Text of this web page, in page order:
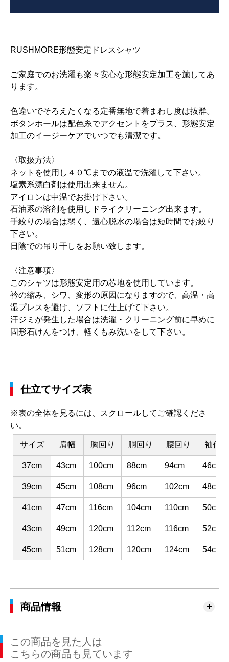
RUSHMORE形態安定ドレスシャツ
ご家庭でのお洗濯も楽々安心な形態安定加工を施してあ
ります。
色違いでそろえたくなる定番無地で着まわし度は抜群。
ボタンホールは配色糸でアクセントをプラス、形態安定
加工のイージーケアでいつでも清潔です。
〈取扱方法〉
ネットを使用し４０℃までの液温で洗濯して下さい。
塩素系漂白剤は使用出来ません。
アイロンは中温でお掛け下さい。
石油系の溶剤を使用しドライクリーニング出来ます。
手絞りの場合は弱く、遠心脱水の場合は短時間でお絞り
下さい。
日陰での吊り干しをお願い致します。
〈注意事項〉
このシャツは形態安定用の芯地を使用しています。
衿の縮み、シワ、変形の原因になりますので、高温・高
湿プレスを避け、ソフトに仕上げて下さい。
汗ジミが発生した場合は洗濯・クリーニング前に早めに
固形石けんをつけ、軽くもみ洗いをして下さい。
仕立てサイズ表
※表の全体を見るには、スクロールしてご確認くださ
い。
サイズ 肩幅 胸回り 胴回り 腰回り 袖付
37cm 43cm 100cm 88cm 94cm 46cm
39cm 45cm 108cm 96cm 102cm 48cm
41cm 47cm 116cm 104cm 110cm 50cm
43cm 49cm 120cm 112cm 116cm 52cm
45cm 51cm 128cm 120cm 124cm 54cm
商品情報
この商品を見た人は
こちらの商品も見ています